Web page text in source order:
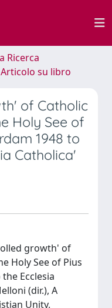
Ricerca
su libro
of Catholic
Holy See of
1948 to
Catholica'
growth' of
Holy See of Pius
Ecclesia
(dir.), A
Unity.